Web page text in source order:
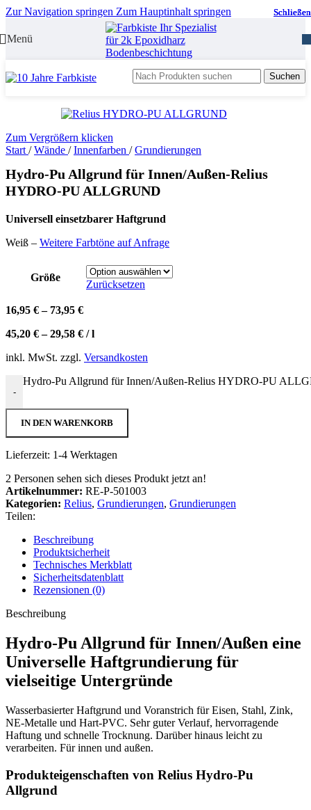
Zur Navigation springen Zum Hauptinhalt springen
Menü
Suchen
Zum Vergrößern klicken
Start / Wände / Innenfarben / Grundierungen
Hydro-Pu Allgrund für Innen/Außen-Relius
HYDRO-PU ALLGRUND
Universell einsetzbarer Haftgrund
Weiß – Weitere Farbtöne auf Anfrage
Größe
Zurücksetzen
16,95 €– 73,95 €
45,20 €–29,58 € /l
inkl. MwSt. zzgl. Versandkosten
-
Hydro-Pu Allgrund für Innen/Außen-Relius HYDRO-PU
IN DEN WARENKORB
Lieferzeit: 1-4 Werktagen
2 Personen sehen sich dieses Produkt jetzt an!
Artikelnummer: RE-P-501003
Kategorien: Relius, Grundierungen, Grundierungen
Teilen:
Beschreibung
Produktsicherheit
Technisches Merkblatt
Sicherheitsdatenblatt
Rezensionen (0)
Beschreibung
Hydro-Pu Allgrund für Innen/Außen eine
Universelle Haftgrundierung für
vielseitige Untergründe
Wasserbasierter Haftgrund und Voranstrich für Eisen, Stahl, Zink,
NE-Metalle und Hart-PVC. Sehr guter Verlauf, hervorragende
Haftung und schnelle Trocknung. Darüber hinaus leicht zu
verarbeiten. Für innen und außen.
Produkteigenschaften von Relius Hydro-Pu
Allgrund
Schließen
Schließen
Schließen